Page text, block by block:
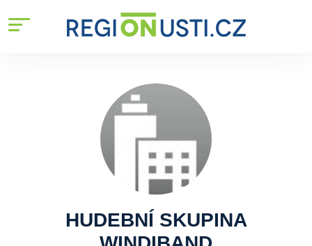
HUDEBNÍ SKUPINA